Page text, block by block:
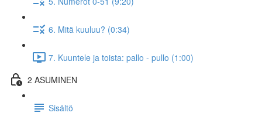
6. Mitä kuuluu? (0:34)
7. Kuuntele ja toista: pallo - pullo (1:00)
2 ASUMINEN
Sisältö